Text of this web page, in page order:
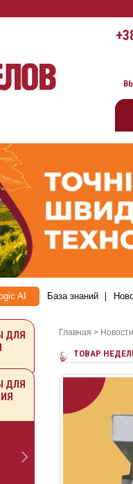
AI База знаний
Главная > Новости
ТОВАР
ДЛЯ
ДЛЯ